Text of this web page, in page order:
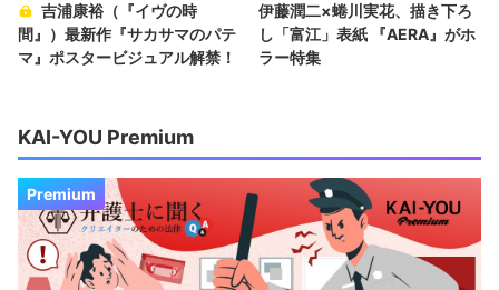
吉浦康裕（『イヴの時
間』）最新作『サカサマのパテ
マ』ポスタービジュアル解禁！
伊藤潤二×蜷川実花、描き下ろ
し「富江」表紙 『AERA』がホ
ラー特集
KAI-YOU Premium
Premium